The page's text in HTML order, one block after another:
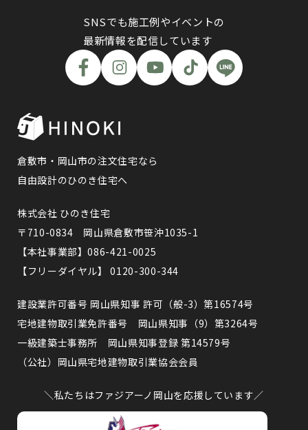
SNSでも施工例やイベントの
最新情報を配信しています
倉敷市・岡山市の注文住宅なら
自由設計のひのき住宅へ
株式会社 ひのき住宅
〒710-0834 岡山県倉敷市笹沖1035-1
【本社事業部】086-421-0025
【フリーダイヤル】 0120-300-344
建設業許可番号 岡山県知事 許可（般-3）第16574号
宅地建物取引業免許番号 岡山県知事（9）第3264号
一級建築士事務所 岡山県知事登録 第14579号
（公社）岡山県宅地建物取引業協会会員
＼私たちはファジアーノ岡山を応援しています／